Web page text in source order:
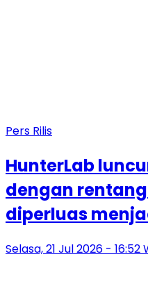
Pers Rilis
HunterLab
dengan
diperluas
Selasa, 21 Jul 2026 - 16:52